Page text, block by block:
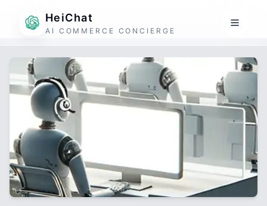
HeiChat
AI COMMERCE CONCIERGE